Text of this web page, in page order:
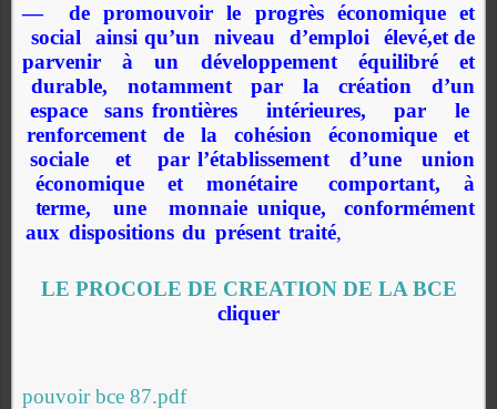
—
de promouvoir le progrès économique et
social
ainsi qu’un niveau d’emploi élevé,et de
parvenir à un développement équilibré
et
durable,
notamment par la création d’un
espace
sans frontières intérieures, par
le
renforcement de la cohésion économique
et
sociale
et par l’établissement d’une
union
économique et monétaire comportant,
à
terme, une monnaie unique, conformément
aux dispositions du présent traité,
LE PROCOLE DE CREATION DE LA BCE
cliquer
pouvoir bce 87.pdf